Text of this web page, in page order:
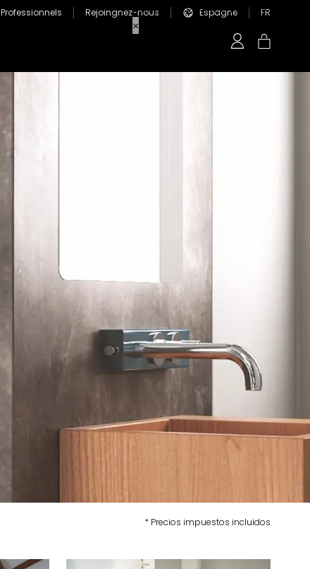
Professionnels Rejoingnez-nous Espagne FR
* Precios impuestos incluidos